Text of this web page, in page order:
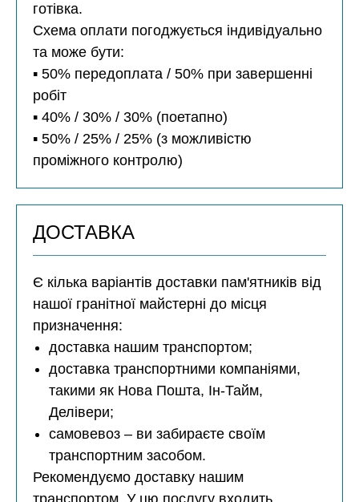
готівка.
Схема оплати погоджується індивідуально
та може бути:
▪️ 50% передоплата / 50% при завершенні
робіт
▪️ 40% / 30% / 30% (поетапно)
▪️ 50% / 25% / 25% (з можливістю
проміжного контролю)
ДОСТАВКА
Є кілька варіантів доставки пам'ятників від
нашої гранітної майстерні до місця
призначення:
доставка нашим транспортом;
доставка транспортними компаніями,
такими як Нова Пошта, Ін-Тайм,
Делівери;
самовевоз – ви забираєте своїм
транспортним засобом.
Рекомендуємо доставку нашим
транспортом. У цю послугу входить